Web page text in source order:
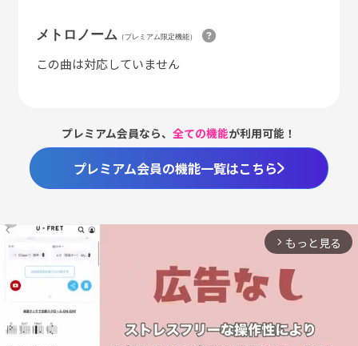
メトロノーム （プレミアム限定機能）
この曲は対応していません
プレミアム会員なら、全ての機能が利用可能！
プレミアム会員の機能一覧はこちら
arrow_forward_ios もっと見る